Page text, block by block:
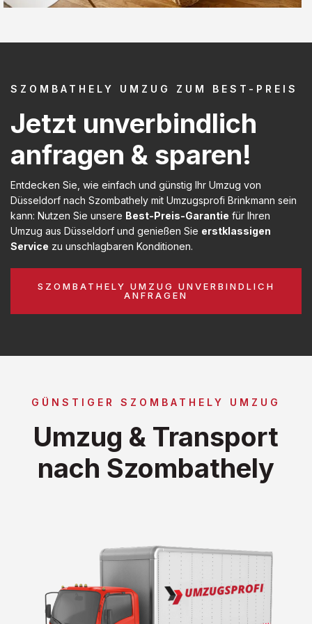
SZOMBATHELY UMZUG ZUM BEST-PREIS
Jetzt unverbindlich
anfragen & sparen!
Entdecken Sie, wie einfach und günstig Ihr Umzug von
Düsseldorf nach Szombathely mit Umzugsprofi Brinkmann sein
kann: Nutzen Sie unsere Best-Preis-Garantie für Ihren
Umzug aus Düsseldorf und genießen Sie erstklassigen
Service zu unschlagbaren Konditionen.
SZOMBATHELY UMZUG UNVERBINDLICH
ANFRAGEN
GÜNSTIGER SZOMBATHELY UMZUG
Umzug & Transport
nach Szombathely